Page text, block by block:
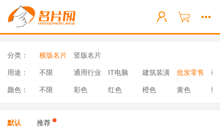
分类： 横版名片 竖版名片
用途： 不限 通用行业 IT电脑 建筑装潢 批发零售 教
颜色： 不限 彩色 红色 橙色 黄色 绿
默认 推荐